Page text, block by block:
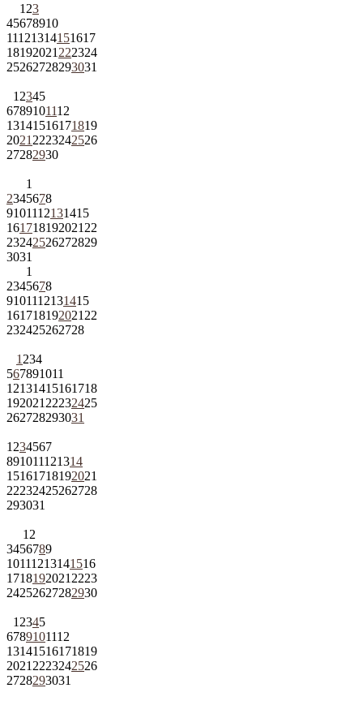
1 23
45678910
11121314151617
18192021 222324
25262728293031
1 2345
6789101112
13141516171819
2021 2223242526
27282930
1
2345678
9101112131415
161718192021 22
23242526272829
3031
1
2345678
9101112131415
161718192021 22
232425262728
1 234
567891011
12131415161718
192021 22232425
262728293031
1 234567
891011121314
15161718192021
22232425262728
293031
1 2
3456789
10111213141516
1718192021 2223
24252627282930
1 2345
6789101112
13141516171819
2021 2223242526
2728293031